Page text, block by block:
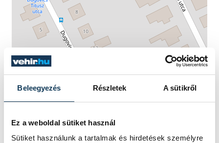
Beleegyezés Részletek A sütikről
Ez a weboldal sütiket használ
Sütiket használunk a tartalmak és hirdetések személyre